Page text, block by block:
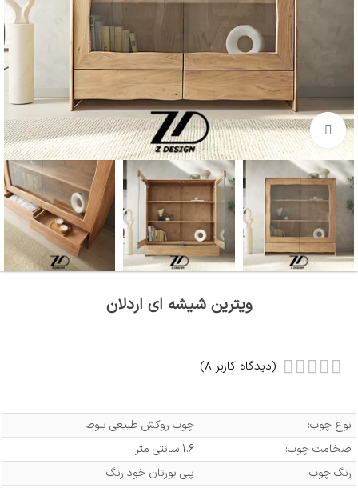
بزرگنمایی تصویر
ویترین شیشه ای اردلان
(دیدگاه کاربر 8
)
نوع چوب:
چوب روکش طبیعی بلوط
ضخامت چوب:
1.6 سانتی متر
رنگ چوب:
پلی یورتان خود رنگ